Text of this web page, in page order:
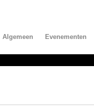
Algemeen Evenementen